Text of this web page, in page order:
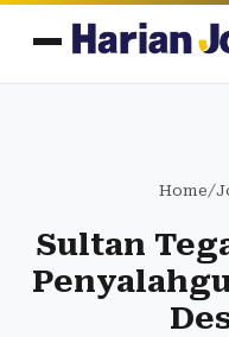
Home/
Sultan